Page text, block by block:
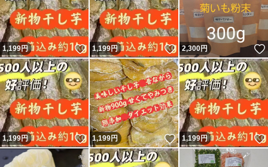
1,199円 いいね！
1,199円 いいね！
2,300円
1,199円 いいね！
1,199円 いいね！
1,199円